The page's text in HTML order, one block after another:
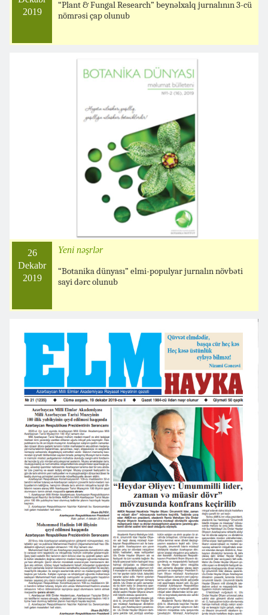
2019
“Plant & Fungal Research” beynəlxalq jurnalının 3-cü
nömrəsi çap olunub
26
Dekabr
2019
Yeni nəşrlər
“Botanika dünyası” elmi-populyar jurnalın növbəti
sayi dərc olunub